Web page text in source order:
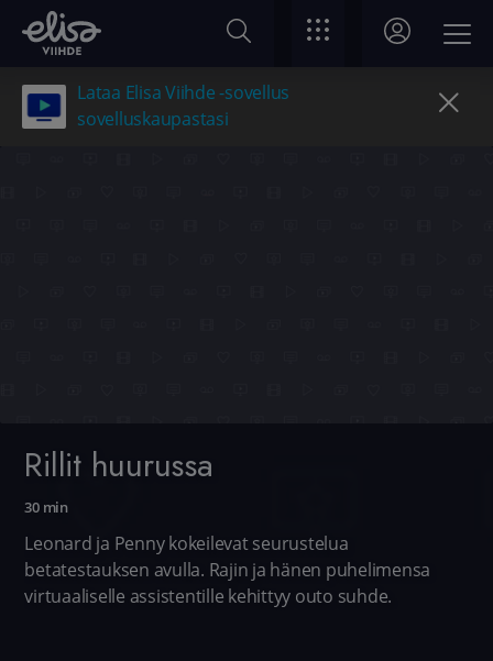
Lataa Elisa Viihde -sovellus
sovelluskaupastasi
Rillit huurussa
30 min
Leonard ja Penny kokeilevat seurustelua
betatestauksen avulla. Rajin ja hänen puhelimensa
virtuaaliselle assistentille kehittyy outo suhde.